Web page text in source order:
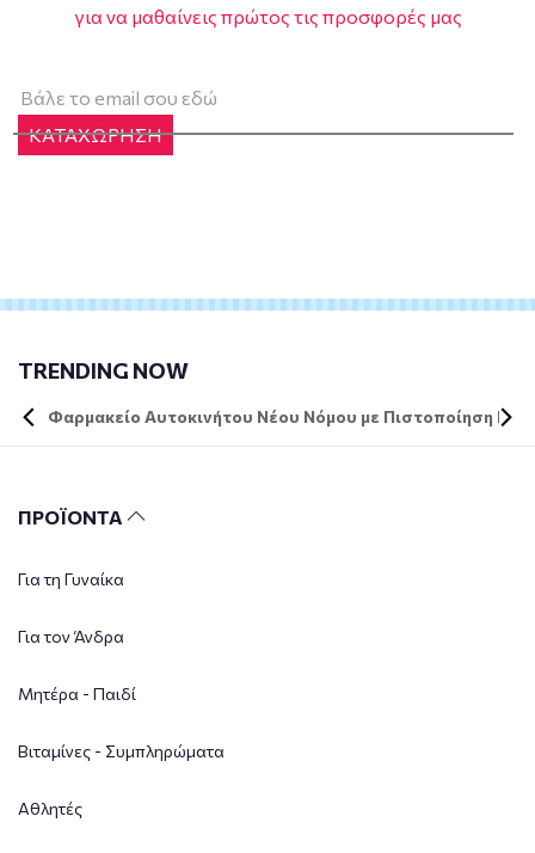
για να μαθαίνεις πρώτος τις προσφορές μας
ΚΑΤΑΧΩΡΗΣΗ
TRENDING NOW
Φαρμακείο Αυτοκινήτου Νέου Νόμου με Πιστοποίηση DIN
ΠΡΟΪΟΝΤΑ
Για τη Γυναίκα
Για τον Άνδρα
Μητέρα - Παιδί
Βιταμίνες - Συμπληρώματα
Αθλητές